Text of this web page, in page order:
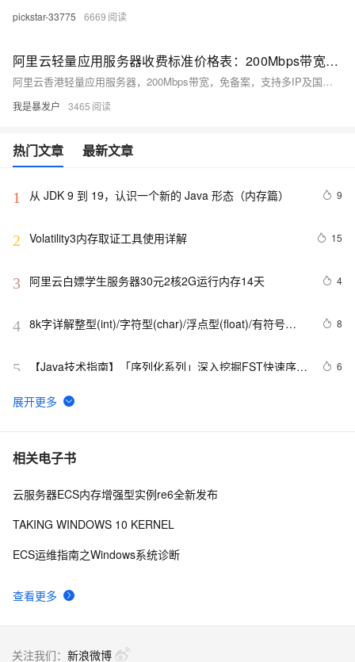
pickstar-33775 6669
阿里云轻量应用服务器收费标准价格表：200Mbps带宽、CPU内存及存储配置详解
阿里云香港轻量应用服务器，200Mbps带宽，免备案，支持多IP及国际线路，月租25元起，年付享8.5折优惠，适用于网站、应用等多种场景。
我是暴发户 3465
热门文章 最新文章
1 从 JDK 9 到 19，认识一个新的 Java 形态（内存篇） 9
2 Volatility3内存取证工具使用详解 15
3 阿里云白嫖学生服务器30元2核2G运行内存14天 4
4 8k字详解整型(int)/字符型(char)/浮点型(float)/有符号
内功修炼/C语言】
8
5
【Java技术指南】「序列化系列」深入挖掘FST快速序列
6
6 JVM运行时内存结构
7 在IE下的JS编程需注意的内存释放问题
8 Android系统如何管理自己内存的？
4.3.3.Elasticsearch 性能优化之内存和熔断浅析（上）
相关电子书
查看更多
云服务器ECS内存增强型实例re6全新发布
TAKING WINDOWS 10 KERNEL
ECS运维指南之Windows系统诊断
关注我们： 新浪微博